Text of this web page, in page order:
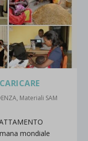
, Materiali SAM
mondiale